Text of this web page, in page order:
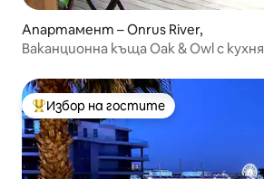
Апартамент – Onrus River,
Ваканционна къща Oak & Owl с кухня
Най-популярен избор на гостите
Избор на гостите